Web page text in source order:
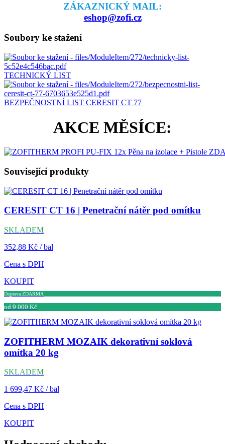
ZÁKAZNICKÝ MAIL:
eshop@zofi.cz
Soubory ke stažení
TECHNICKÝ LIST
BEZPEČNOSTNÍ LIST CERESIT CT 77
AKCE MĚSÍCE:
Související produkty
CERESIT CT 16 | Penetrační nátěr pod omítku
SKLADEM
352,88 Kč / bal
Cena s DPH
KOUPIT
Doprava ZDARMA
od 9 000 Kč
ZOFITHERM MOZAIK dekorativní soklová
omítka 20 kg
SKLADEM
1 699,47 Kč / bal
Cena s DPH
KOUPIT